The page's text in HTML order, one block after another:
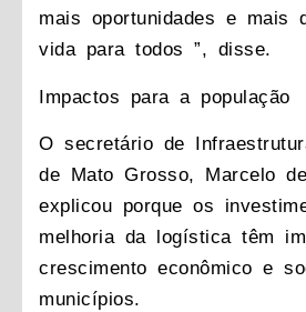
mais oportunidades e mais
vida para todos ”, disse.
Impactos para a população
O secretário de
de Mato Grosso, Marcelo
explicou porque os
melhoria da logística têm
crescimento econômico e
municípios.